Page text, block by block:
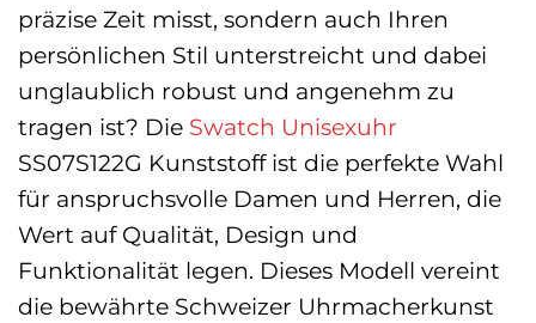
präzise Zeit misst, sondern auch Ihren
persönlichen Stil unterstreicht und dabei
unglaublich robust und angenehm zu
tragen ist? Die Swatch Unisexuhr
SS07S122G Kunststoff ist die perfekte Wahl
für anspruchsvolle Damen und Herren, die
Wert auf Qualität, Design und
Funktionalität legen. Dieses Modell vereint
die bewährte Schweizer Uhrmacherkunst